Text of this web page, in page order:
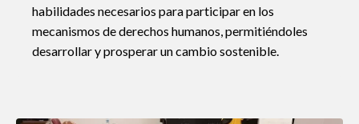
habilidades necesarios para participar en los
mecanismos de derechos humanos, permitiéndoles
desarrollar y prosperar un cambio sostenible.